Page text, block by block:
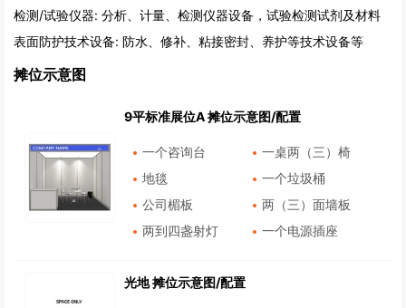
检测/试验仪器: 分析、计量、检测仪器设备，试验检测试剂及材料
表面防护技术设备: 防水、修补、粘接密封、养护等技术设备等
摊位示意图
9平标准展位A 摊位示意图/配置
一个咨询台
一桌两（三）椅
地毯
一个垃圾桶
公司楣板
两（三）面墙板
两到四盏射灯
一个电源插座
光地 摊位示意图/配置